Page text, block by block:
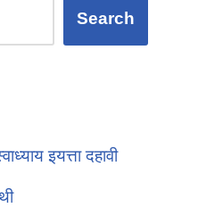
Search
इयत्ता दहावी